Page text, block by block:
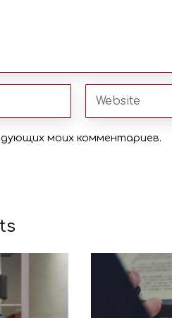
моих комментариев.